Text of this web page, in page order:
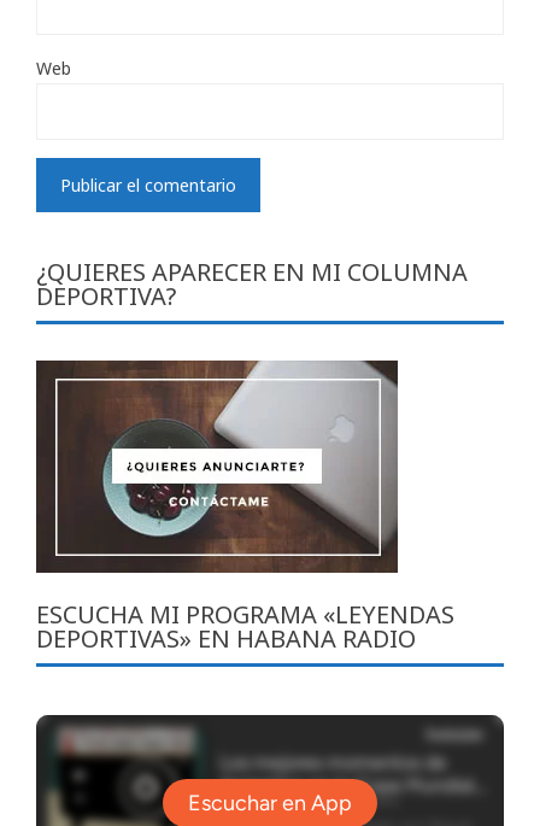
Web
¿QUIERES APARECER EN MI COLUMNA
DEPORTIVA?
ESCUCHA MI PROGRAMA «LEYENDAS
DEPORTIVAS» EN HABANA RADIO